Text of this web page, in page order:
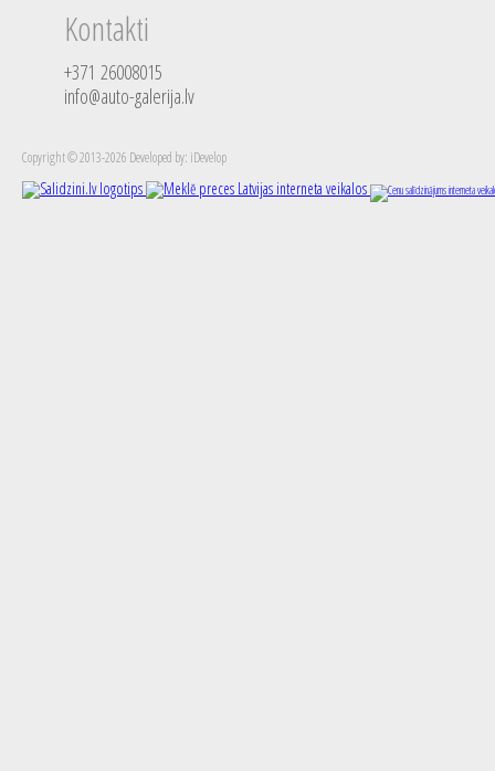
Kontakti
+371 26008015
info@auto-galerija.lv
Copyright © 2013-2026 Developed by: iDevelop